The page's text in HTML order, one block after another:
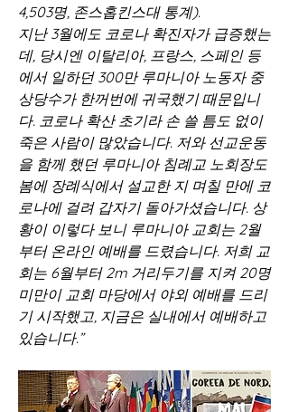
4,503명, 존스홉킨스대 통계).
지난 3월에도 코로나 확진자가 급증했는
데, 당시엔 이탈리아, 프랑스, 스페인 등
에서 일하던 300만 루마니아 노동자 중
상당수가 한꺼번에 귀국했기 때문입니
다. 코로나 확산 초기라 손 쓸 틈도 없이
죽은 사람이 많았습니다. 저와 선교운동
을 함께 했던 루마니아 침례교 노회장도
봄에 장례식에서 설교한 지 며칠 만에 코
로나에 걸려 갑자기 돌아가셨습니다. 상
황이 이렇다 보니 루마니아 교회는 2월
부터 온라인 예배를 드렸습니다. 저희 교
회는 6월부터 2m 거리두기를 지켜 20명
미만이 교회 마당에서 야외 예배를 드리
기 시작했고, 지금은 실내에서 예배하고
있습니다.”